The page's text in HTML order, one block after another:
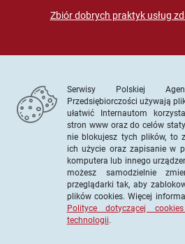
Zbiór dobrych praktyk usług
© PARP. Wszelkie prawa zastrzeżone
Projekt współfinansowany ze środków
ramach Europejskiego Funduszu
Serwisy Polskiej
Przedsiębiorczości używają
ułatwić Internautom
stron www oraz do celów
nie blokujesz tych plików, to
ich użycie oraz zapisanie w
komputera lub innego
możesz samodzielnie
przeglądarki tak, aby
plików cookies. Więcej
Polityce dotyczącej
technologii.